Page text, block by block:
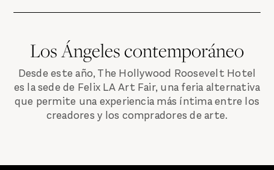
Los Ángeles contemporáneo
Desde este año, The Hollywood Roosevelt Hotel
es la sede de Felix LA Art Fair, una feria alternativa
que permite una experiencia más íntima entre los
creadores y los compradores de arte.